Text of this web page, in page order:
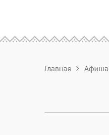
Главная Афиша